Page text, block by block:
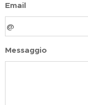
Email
Messaggio